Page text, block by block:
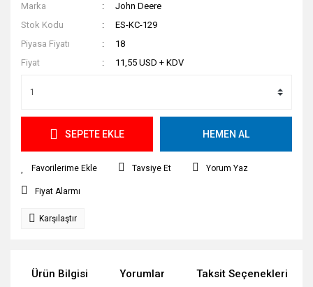
Marka
John Deere
Stok Kodu
ES-KC-129
Piyasa Fiyatı
18
Fiyat
11,55 USD + KDV
SEPETE EKLE HEMEN AL
Tavsiye Et Yorum Yaz
Fiyat Alarmı
Karşılaştır
Ürün Bilgisi Yorumlar Taksit Seçenekleri